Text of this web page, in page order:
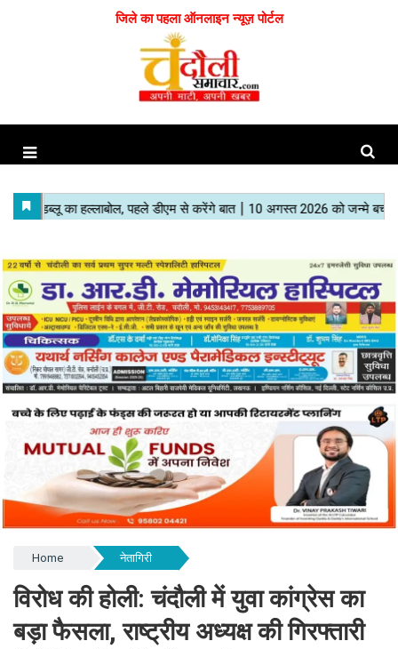
जिले का पहला ऑनलाइन न्यूज़ पोर्टल
Home नेतागिरी
विरोध की होली: चंदौली में युवा कांग्रेस का
बड़ा फैसला, राष्ट्रीय अध्यक्ष की गिरफ्तारी